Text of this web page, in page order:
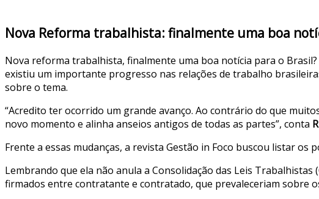
Nova Reforma trabalhista: finalmente uma boa
Nova reforma trabalhista, finalmente uma boa notícia para o
existiu um importante progresso nas relações de trabalho
sobre o tema.
“Acredito ter ocorrido um grande avanço. Ao contrário do que
novo momento e alinha anseios antigos de todas as partes”, conta
Frente a essas mudanças, a revista Gestão in Foco buscou listar
Lembrando que ela não anula a Consolidação das Leis
firmados entre contratante e contratado, que prevaleceriam sobre